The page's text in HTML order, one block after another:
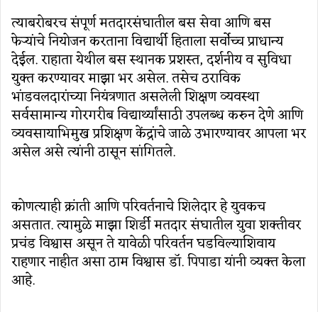
त्याबरोबरच संपूर्ण मतदारसंघातील बस सेवा आणि बस
फेऱ्यांचे नियोजन करताना विद्यार्थी हिताला सर्वोच्च प्राधान्य
देईल. राहाता येथील बस स्थानक प्रशस्त, दर्शनीय व सुविधा
युक्त करण्यावर माझा भर असेल. तसेच ठराविक
भांडवलदारांच्या नियंत्रणात असलेली शिक्षण व्यवस्था
सर्वसामान्य गोरगरीब विद्यार्थ्यांसाठी उपलब्ध करुन देणे आणि
व्यवसायाभिमुख प्रशिक्षण केंद्रांचे जाळे उभारण्यावर आपला भर
असेल असे त्यांनी ठासून सांगितले.
कोणत्याही क्रांती आणि परिवर्तनाचे शिलेदार हे युवकच
असतात. त्यामुळे माझा शिर्डी मतदार संघातील युवा शक्तीवर
प्रचंड विश्वास असून ते यावेळी परिवर्तन घडविल्याशिवाय
राहणार नाहीत असा ठाम विश्वास डॉ. पिपाडा यांनी व्यक्त केला
आहे.